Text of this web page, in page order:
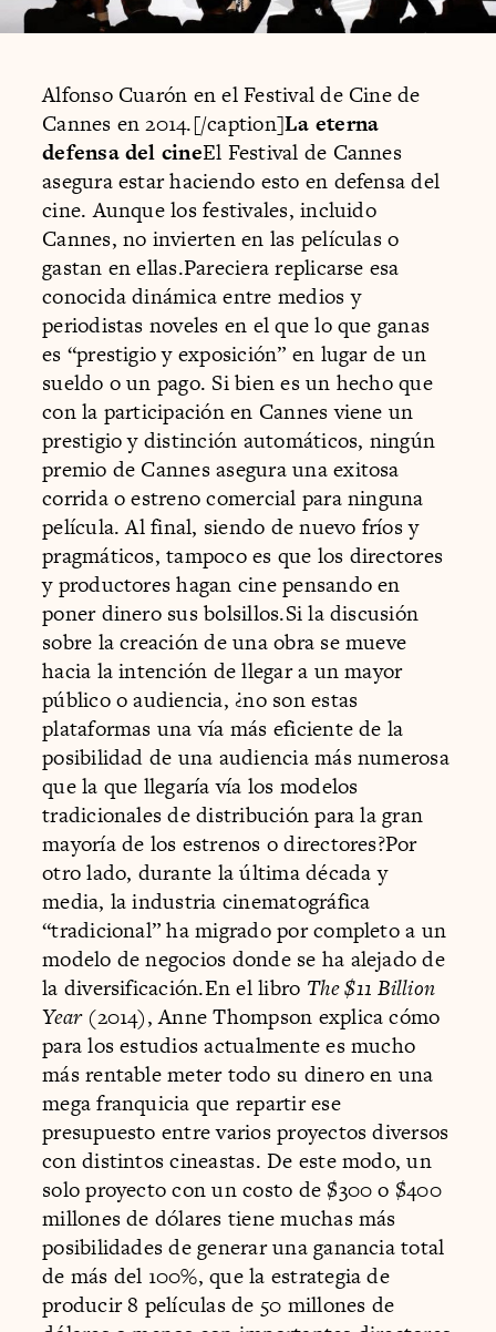
Alfonso Cuarón en el Festival de Cine de
Cannes en 2014.[/caption]La eterna
defensa del cineEl Festival de Cannes
asegura estar haciendo esto en defensa del
cine. Aunque los festivales, incluido
Cannes, no invierten en las películas o
gastan en ellas.Pareciera replicarse esa
conocida dinámica entre medios y
periodistas noveles en el que lo que ganas
es “prestigio y exposición” en lugar de un
sueldo o un pago. Si bien es un hecho que
con la participación en Cannes viene un
prestigio y distinción automáticos, ningún
premio de Cannes asegura una exitosa
corrida o estreno comercial para ninguna
película. Al final, siendo de nuevo fríos y
pragmáticos, tampoco es que los directores
y productores hagan cine pensando en
poner dinero sus bolsillos.Si la discusión
sobre la creación de una obra se mueve
hacia la intención de llegar a un mayor
público o audiencia, ¿no son estas
plataformas una vía más eficiente de la
posibilidad de una audiencia más numerosa
que la que llegaría vía los modelos
tradicionales de distribución para la gran
mayoría de los estrenos o directores?Por
otro lado, durante la última década y
media, la industria cinematográfica
“tradicional” ha migrado por completo a un
modelo de negocios donde se ha alejado de
la diversificación.En el libro The $11 Billion
Year(2014), Anne Thompson explica cómo
para los estudios actualmente es mucho
más rentable meter todo su dinero en una
mega franquicia que repartir ese
presupuesto entre varios proyectos diversos
con distintos cineastas. De este modo, un
solo proyecto con un costo de $300 o $400
millones de dólares tiene muchas más
posibilidades de generar una ganancia total
de más del 100%, que la estrategia de
producir 8 películas de 50 millones de